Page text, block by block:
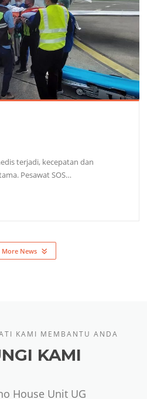
terjadi, kecepatan dan
Pesawat SOS…
More News
KAMI MEMBANTU ANDA
KAMI
House Unit UG